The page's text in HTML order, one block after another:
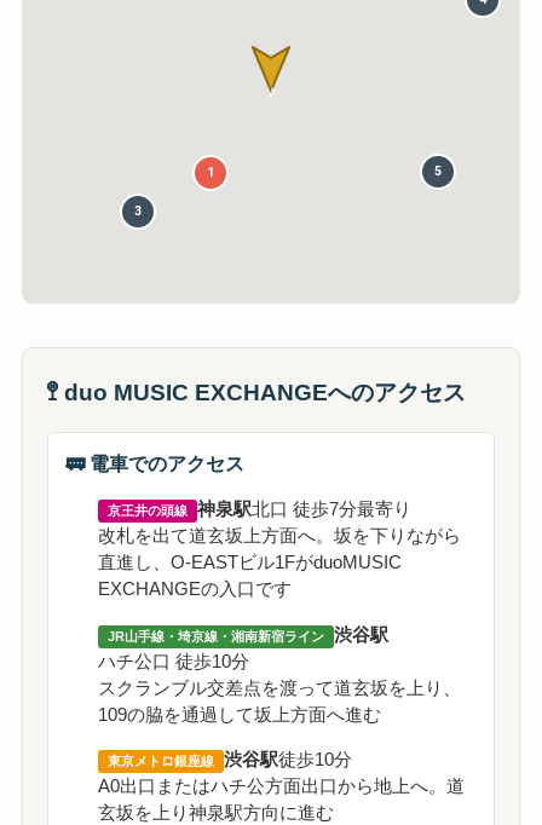
♪
1
3
5
🚏 duo MUSIC EXCHANGEへのアクセス
🚃 電車でのアクセス
京王井の頭線 神泉駅北口 徒歩7分最寄り
改札を出て道玄坂上方面へ。坂を下りながら
直進し、O-EASTビル1FがduoMUSIC
EXCHANGEの入口です
JR山手線・埼京線・湘南新宿ライン
渋谷駅
ハチ公口 徒歩10分
スクランブル交差点を渡って道玄坂を上り、
109の脇を通過して坂上方面へ進む
東京メトロ銀座線 渋谷駅徒歩10分
A0出口またはハチ公方面出口から地上へ。道
玄坂を上り神泉駅方向に進む